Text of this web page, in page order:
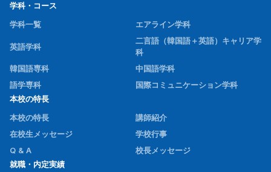
学科・コース
学科一覧
エアライン学科
英語学科
二言語（韓国語＋英語）キャリア学
科
韓国語専科
中国語学科
語学専科
国際コミュニケーション学科
本校の特長
本校の特長
講師紹介
在校生メッセージ
学校行事
Q & A
校長メッセージ
就職・内定実績